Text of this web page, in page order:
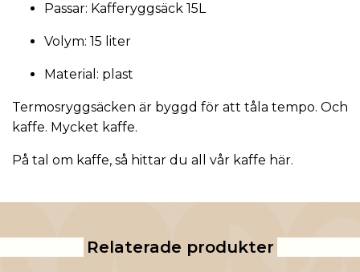
Passar: Kafferyggsäck 15L
Volym: 15 liter
Material: plast
Termosryggsäcken är byggd för att tåla tempo. Och
kaffe. Mycket kaffe.
På tal om kaffe, så hittar du all vår kaffe här.
Relaterade produkter